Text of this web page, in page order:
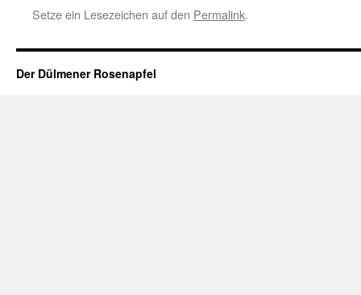
Setze ein Lesezeichen auf den Permalink.
Der Dülmener Rosenapfel